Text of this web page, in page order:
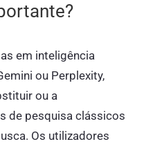
em inteligência
ou Perplexity,
ou a
de pesquisa clássicos
Os utilizadores